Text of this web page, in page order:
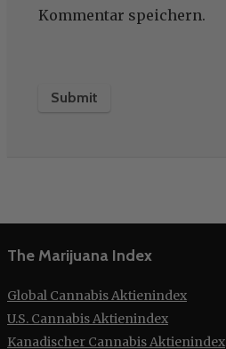
Kommentar speichern.
The Marijuana Index
Global Cannabis Aktienindex
U.S. Cannabis Aktienindex
Kanadischer Cannabis Aktienindex